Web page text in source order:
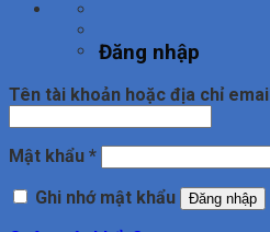
Đăng nhập
Tên tài khoản hoặc địa chỉ email
Mật khẩu *Bắt
Ghi nhớ mật khẩu
Đăng nhập